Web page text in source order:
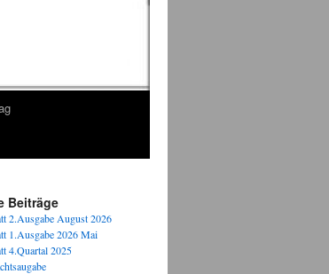
Beiträge
2.Ausgabe August 2026
1.Ausgabe 2026 Mai
4.Quartal 2025